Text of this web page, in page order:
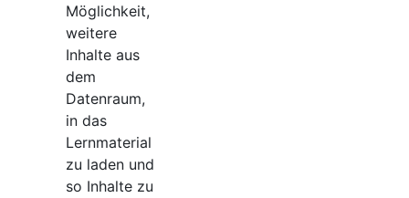
Möglichkeit,
weitere
Inhalte aus
dem
Datenraum,
in das
Lernmaterial
zu laden und
so Inhalte zu